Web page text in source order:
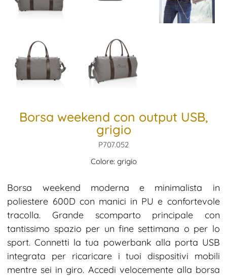
Borsa weekend con output USB,
grigio
P707.052
Colore: grigio
Borsa weekend moderna e minimalista in
poliestere 600D con manici in PU e confortevole
tracolla. Grande scomparto principale con
tantissimo spazio per un fine settimana o per lo
sport. Connetti la tua powerbank alla porta USB
integrata per ricaricare i tuoi dispositivi mobili
mentre sei in giro. Accedi velocemente alla borsa